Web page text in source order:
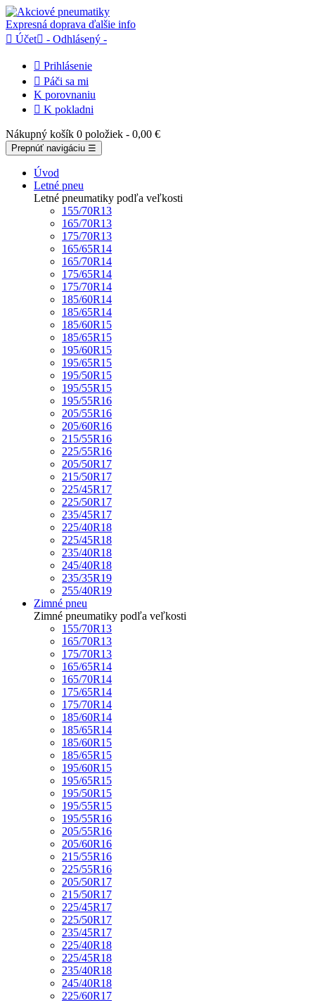
Expresná doprava ďalšie info
 Účet - Odhlásený -
 Prihlásenie
 Páči sa mi
K porovnaniu
 K pokladni
Nákupný košík 0 položiek - 0,00 €
Prepnúť navigáciu ☰
Úvod
Letné pneu
Letné pneumatiky podľa veľkosti
155/70R13
165/70R13
175/70R13
165/65R14
165/70R14
175/65R14
175/70R14
185/60R14
185/65R14
185/60R15
185/65R15
195/60R15
195/65R15
195/50R15
195/55R15
195/55R16
205/55R16
205/60R16
215/55R16
225/55R16
205/50R17
215/50R17
225/45R17
225/50R17
235/45R17
225/40R18
225/45R18
235/40R18
245/40R18
235/35R19
255/40R19
Zimné pneu
Zimné pneumatiky podľa veľkosti
155/70R13
165/70R13
175/70R13
165/65R14
165/70R14
175/65R14
175/70R14
185/60R14
185/65R14
185/60R15
185/65R15
195/60R15
195/65R15
195/50R15
195/55R15
195/55R16
205/55R16
205/60R16
215/55R16
225/55R16
205/50R17
215/50R17
225/45R17
225/50R17
235/45R17
225/40R18
225/45R18
235/40R18
245/40R18
225/60R17